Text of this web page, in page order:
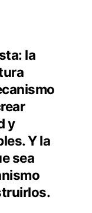
la
y
Y la
sea